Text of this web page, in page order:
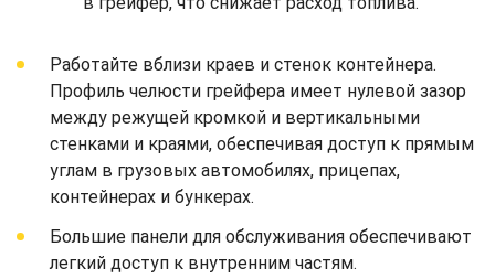
Работайте вблизи краев и стенок контейнера.
Профиль челюсти грейфера имеет нулевой зазор
между режущей кромкой и вертикальными
стенками и краями, обеспечивая доступ к прямым
углам в грузовых автомобилях, прицепах,
контейнерах и бункерах.
Большие панели для обслуживания обеспечивают
легкий доступ к внутренним частям.